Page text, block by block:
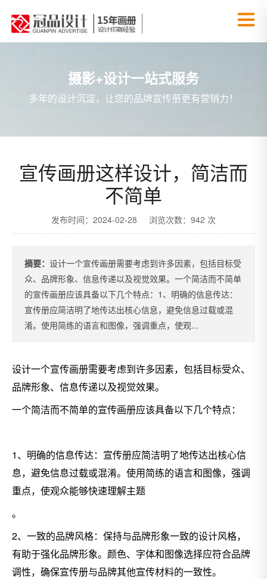
摄影+设计一站式服务
多年的设计沉淀，让您的品牌宣传册更有营销力！
宣传画册这样设计，简洁而
不简单
发布时间：2024-02-28 浏览次数：942 次
摘要： 设计一个宣传画册需要考虑到许多因素，包括目标受
众、品牌形象、信息传递以及视觉效果。一个简洁而不简单
的宣传画册应该具备以下几个特点：1、明确的信息传达：
宣传册应简洁明了地传达出核心信息，避免信息过载或混
淆。使用简练的语言和图像，强调重点，使观...
设计一个宣传画册需要考虑到许多因素，包括目标受众、
品牌形象、信息传递以及视觉效果。
一个简洁而不简单的宣传画册应该具备以下几个特点：
1、明确的信息传达：宣传册应简洁明了地传达出核心信
息，避免信息过载或混淆。使用简练的语言和图像，强调
重点，使观众能够快速理解主题
。
2、一致的品牌风格：保持与品牌形象一致的设计风格，
有助于强化品牌形象。颜色、字体和图像选择应符合品牌
调性，确保宣传册与品牌其他宣传材料的一致性。